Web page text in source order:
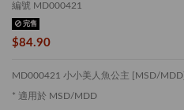
編號 MD000421
完售
$84.90
MD000421 小小美人魚公主 [MSD/MDD]
* 適用於 MSD/MDD